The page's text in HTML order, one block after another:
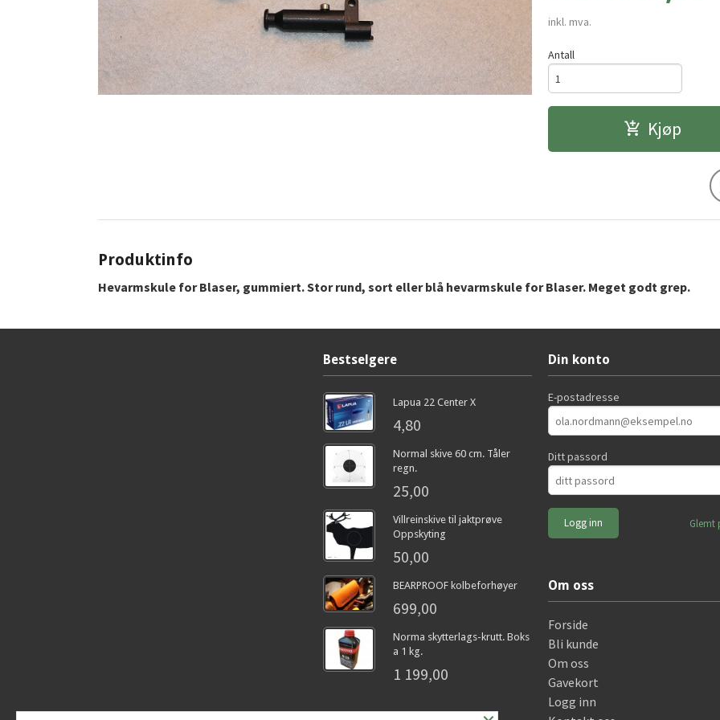
inkl. mva.
Antall
Kjøp
Produktinfo
Hevarmskule for Blaser, gummiert. Stor rund, sort eller blå hevarmskule for Blaser. Meget godt grep.
Bestselgere
Lapua 22 Center X
4,80
Normal skive 60 cm. Tåler
regn.
25,00
Villreinskive til jaktprøve
Oppskyting
50,00
BEARPROOF kolbeforhøyer
699,00
Norma skytterlags-krutt. Boks
a 1 kg.
1 199,00
Din konto
E-postadresse
Ditt passord
Glemt
Om oss
Forside
Bli kunde
Om oss
Gavekort
Logg inn